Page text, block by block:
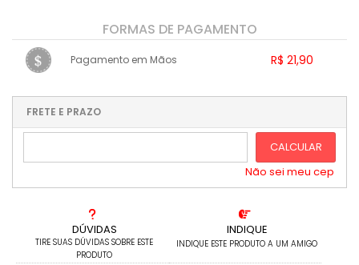
DÚVIDAS
TIRE SUAS DÚVIDAS SOBRE ESTE
PRODUTO
INDIQUE
INDIQUE ESTE PRODUTO A UM AMIGO
FORMAS DE PAGAMENTO
Pagamento em Mãos R$ 21,90
...
....
FRETE E PRAZO
CALCULAR
Não sei meu cep